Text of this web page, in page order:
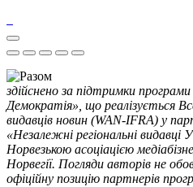
здійснено за підтримки
Демократія», що реалізується
видавців новин (WAN-IFRA) у
«Незалежні регіональні
Норвезькою асоціацією
Норвегії. Погляди авторів не
офіційну позицію партнерів